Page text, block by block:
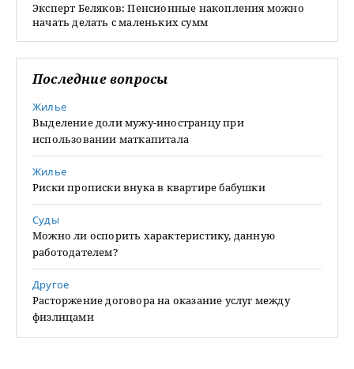
Эксперт Беляков: Пенсионные накопления можно
начать делать с маленьких сумм
Последние вопросы
Жилье
Выделение доли мужу-иностранцу при
использовании маткапитала
Жилье
Риски прописки внука в квартире бабушки
Суды
Можно ли оспорить характеристику, данную
работодателем?
Другое
Расторжение договора на оказание услуг между
физлицами